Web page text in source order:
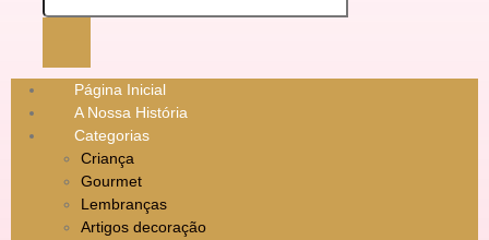
Página Inicial
A Nossa História
Categorias
Criança
Gourmet
Lembranças
Artigos decoração